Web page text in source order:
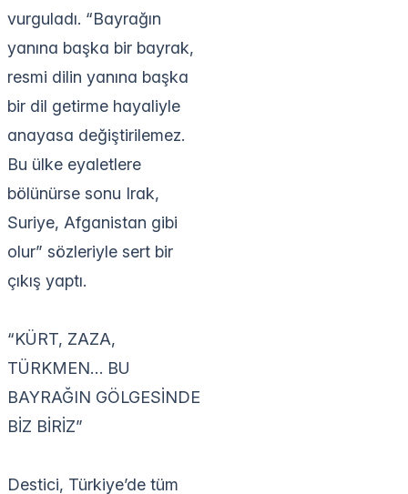
vurguladı. “Bayrağın
yanına başka bir bayrak,
resmi dilin yanına başka
bir dil getirme hayaliyle
anayasa değiştirilemez.
Bu ülke eyaletlere
bölünürse sonu Irak,
Suriye, Afganistan gibi
olur” sözleriyle sert bir
çıkış yaptı.
“KÜRT, ZAZA,
TÜRKMEN… BU
BAYRAĞIN GÖLGESİNDE
BİZ BİRİZ”
Destici, Türkiye’de tüm